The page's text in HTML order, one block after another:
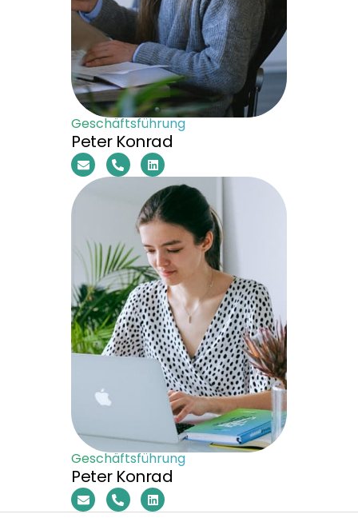
Geschäftsführung
Peter Konrad
Geschäftsführung
Peter Konrad